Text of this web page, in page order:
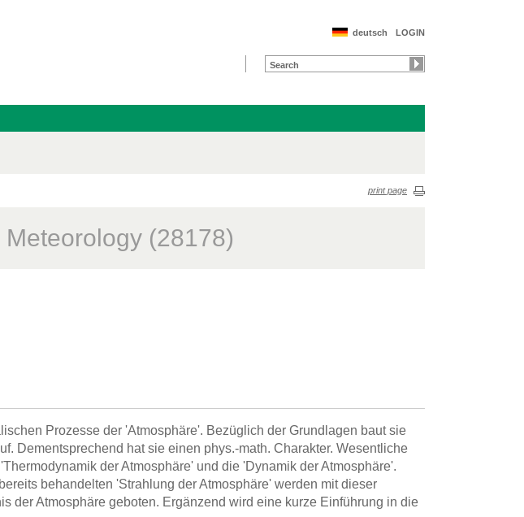
LOGIN
deutsch
print page
(28178)
Prozesse der 'Atmosphäre'. Bezüglich der Grundlagen baut sie
Dementsprechend hat sie einen phys.-math. Charakter. Wesentliche
der Atmosphäre' und die 'Dynamik der Atmosphäre'.
behandelten 'Strahlung der Atmosphäre' werden mit dieser
der Atmosphäre geboten. Ergänzend wird eine kurze Einführung in die